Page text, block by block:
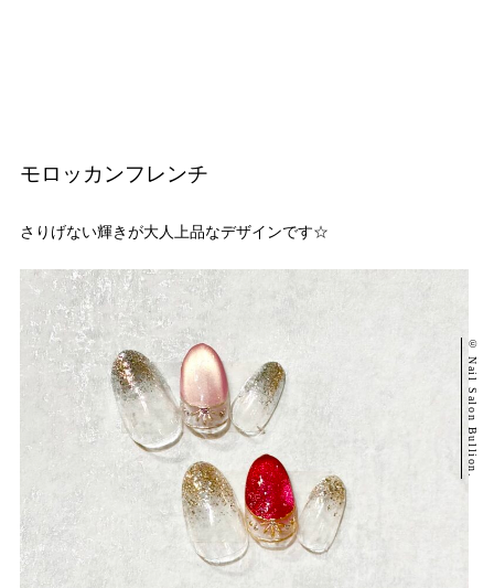
モロッカンフレンチ
さりげない輝きが大人上品なデザインです☆
© Nail Salon Bullion.